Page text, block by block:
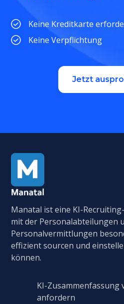
Keine Kreditkarte
Keine Verpflichtung
Jetzt
Manatal ist eine KI-
mit der Personalabteilungen
Personalvermittlungen
effizient sourcen und
können.
KI-Zusammenfassung
anfordern